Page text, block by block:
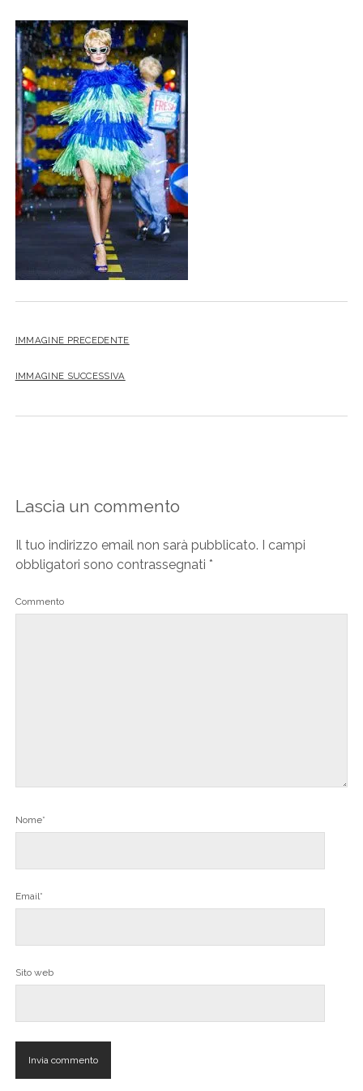
IMMAGINE PRECEDENTE
IMMAGINE SUCCESSIVA
Lascia un commento
Il tuo indirizzo email non sarà pubblicato. I campi
obbligatori sono contrassegnati *
Commento
Nome*
Email*
Sito web